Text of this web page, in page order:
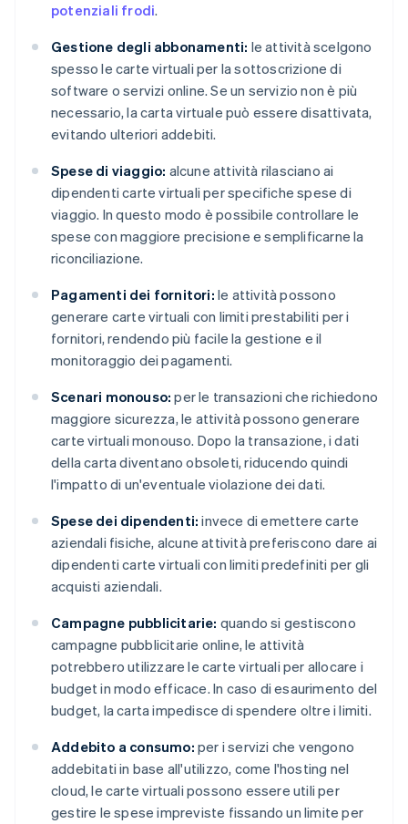
potenziali frodi.
Gestione degli abbonamenti: le attività scelgono
spesso le carte virtuali per la sottoscrizione di
software o servizi online. Se un servizio non è più
necessario, la carta virtuale può essere disattivata,
evitando ulteriori addebiti.
Spese di viaggio: alcune attività rilasciano ai
dipendenti carte virtuali per specifiche spese di
viaggio. In questo modo è possibile controllare le
spese con maggiore precisione e semplificarne la
riconciliazione.
Pagamenti dei fornitori: le attività possono
generare carte virtuali con limiti prestabiliti per i
fornitori, rendendo più facile la gestione e il
monitoraggio dei pagamenti.
Scenari monouso: per le transazioni che richiedono
maggiore sicurezza, le attività possono generare
carte virtuali monouso. Dopo la transazione, i dati
della carta diventano obsoleti, riducendo quindi
l'impatto di un'eventuale violazione dei dati.
Spese dei dipendenti: invece di emettere carte
aziendali fisiche, alcune attività preferiscono dare ai
dipendenti carte virtuali con limiti predefiniti per gli
acquisti aziendali.
Campagne pubblicitarie: quando si gestiscono
campagne pubblicitarie online, le attività
potrebbero utilizzare le carte virtuali per allocare i
budget in modo efficace. In caso di esaurimento del
budget, la carta impedisce di spendere oltre i limiti.
Addebito a consumo: per i servizi che vengono
addebitati in base all'utilizzo, come l'hosting nel
cloud, le carte virtuali possono essere utili per
gestire le spese impreviste fissando un limite per